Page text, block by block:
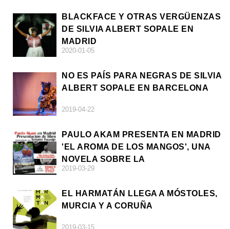
BLACKFACE Y OTRAS VERGÜENZAS
DE SILVIA ALBERT SOPALE EN
MADRID
2020-01-05
NO ES PAÍS PARA NEGRAS DE SILVIA
ALBERT SOPALE EN BARCELONA
2019-04-22
PAULO AKAM PRESENTA EN MADRID
'EL AROMA DE LOS MANGOS', UNA
NOVELA SOBRE LA
AFRODESCENDENCIA
2019-03-29
EL HARMATÁN LLEGA A MÓSTOLES,
MURCIA Y A CORUÑA
2019-03-15